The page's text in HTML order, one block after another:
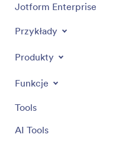
Jotform Enterprise
Przykłady
Produkty
Funkcje
Tools
AI Tools